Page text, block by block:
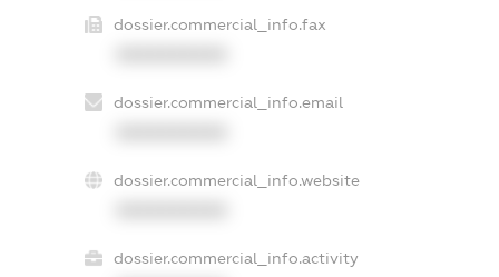
dossier.commercial_info.fax
dossier.commercial_info.email
dossier.commercial_info.website
dossier.commercial_info.activity